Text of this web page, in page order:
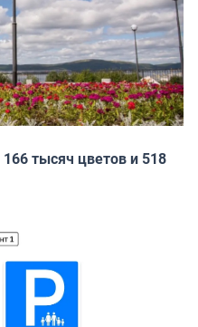
тысяч цветов и 518